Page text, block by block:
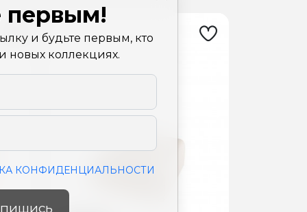
первым!
и будьте первым, кто
новых коллекциях.
КОНФИДЕНЦИАЛЬНОСТИ